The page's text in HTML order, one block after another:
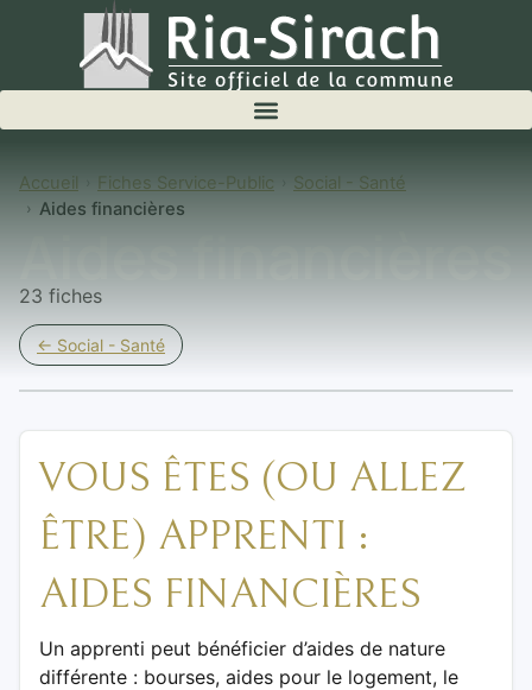
Accueil Fiches Service-Public
Social - Santé
Aides financières
Aides financières
23 fiches
← Social - Santé
VOUS ÊTES (OU ALLEZ
ÊTRE) APPRENTI :
AIDES FINANCIÈRES
Un apprenti peut bénéficier d’aides de nature
différente : bourses, aides pour le logement, le